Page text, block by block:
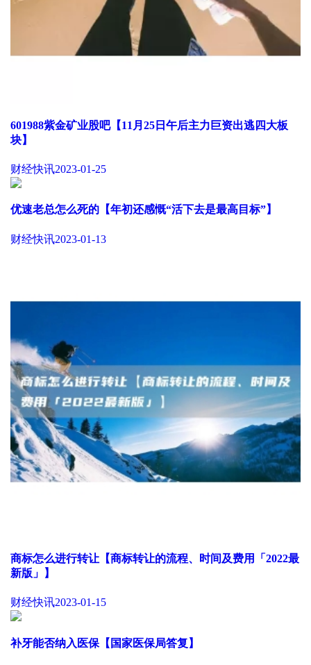
601988紫金矿业股吧【11月25日午后主力巨资出逃四大板
块】
财经快讯2023-01-25
优速老总怎么死的【年初还感慨“活下去是最高目标”】
财经快讯2023-01-13
商标怎么进行转让【商标转让的流程、时间及费用「2022最
新版」】
财经快讯2023-01-15
补牙能否纳入医保【国家医保局答复】